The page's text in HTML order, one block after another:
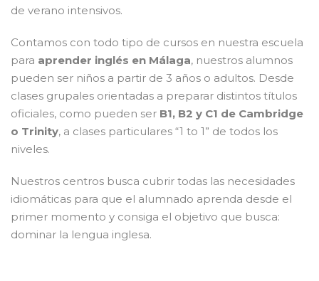
de verano intensivos.
Contamos con todo tipo de cursos en nuestra escuela
para aprender inglés en Málaga, nuestros alumnos
pueden ser niños a partir de 3 años o adultos. Desde
clases grupales orientadas a preparar distintos títulos
oficiales, como pueden ser B1, B2 y C1 de Cambridge
o Trinity, a clases particulares “1 to 1” de todos los
niveles.
Nuestros centros busca cubrir todas las necesidades
idiomáticas para que el alumnado aprenda desde el
primer momento y consiga el objetivo que busca:
dominar la lengua inglesa.